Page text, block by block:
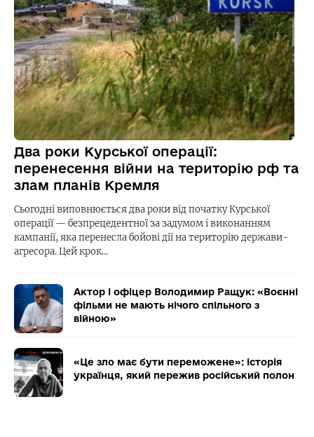
Два роки Курської операції:
перенесення війни на територію рф та
злам планів Кремля
Сьогодні виповнюється два роки від початку Курської
операції — безпрецедентної за задумом і виконанням
кампанії, яка перенесла бойові дії на територію держави-
агресора. Цей крок…
Актор і офіцер Володимир Ращук: «Воєнні
фільми не мають нічого спільного з
війною»
«Це зло має бути переможене»: історія
українця, який пережив російський полон